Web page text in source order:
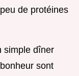
de protéines
simple dîner
sont